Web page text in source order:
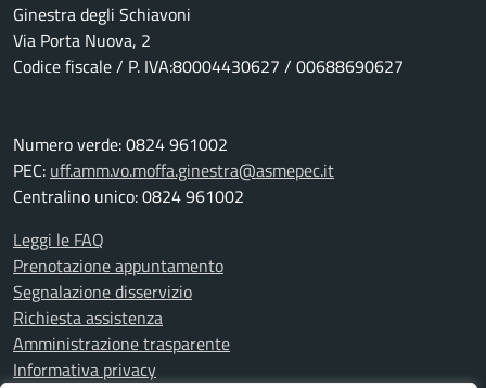
Ginestra degli Schiavoni
Via Porta Nuova, 2
Codice fiscale / P. IVA:80004430627 / 00688690627
Numero verde: 0824 961002
PEC: uff.amm.vo.moffa.ginestra@asmepec.it
Centralino unico: 0824 961002
Leggi le FAQ
Prenotazione appuntamento
Segnalazione disservizio
Richiesta assistenza
Amministrazione trasparente
Informativa privacy